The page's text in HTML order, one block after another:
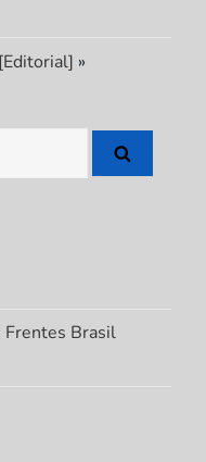
»
Frentes Brasil